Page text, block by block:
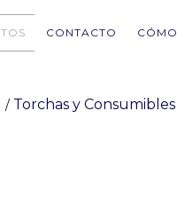
CONTACTO
/ Torchas y Consumibles